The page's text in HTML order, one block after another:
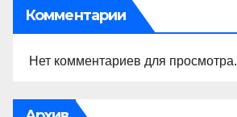
Комментарии
Нет комментариев для просмотра.